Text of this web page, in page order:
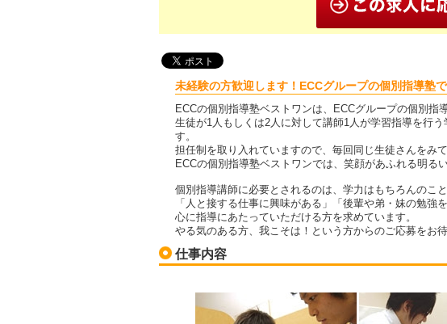
未経験の方歓迎します！ECCグループの個別指導塾で
ECCの個別指導塾ベストワンは、ECCグループの個別指
生徒が1人もしくは2人に対して講師1人が学習指導を行
す。
担任制を取り入れていますので、毎回同じ生徒さんをみて
ECCの個別指導塾ベストワンでは、笑顔があふれる明る
個別指導講師に必要とされるのは、学力はもちろんのこ
「人と接する仕事に興味がある」「後輩や弟・妹の勉
心に指導にあたっていただける方を求めています。
やる気のある方、我こそは！という方からのご応募をお
仕事内容